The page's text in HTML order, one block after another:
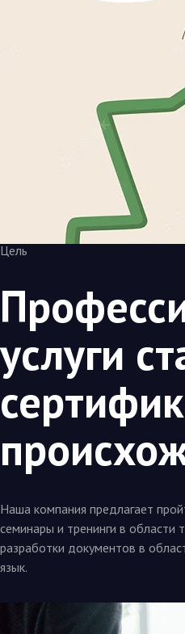
Цель
услуги
Наша компания предлагает
семинары и тренинги в области
разработки документов в
язык.